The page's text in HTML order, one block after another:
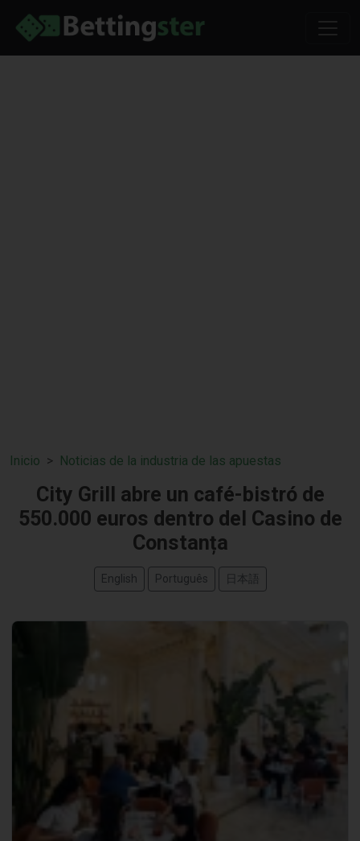
Inicio Noticias de la industria de las apuestas
City Grill abre un café-bistró de
550.000 euros dentro del Casino de
Constanța
English Português 日本語